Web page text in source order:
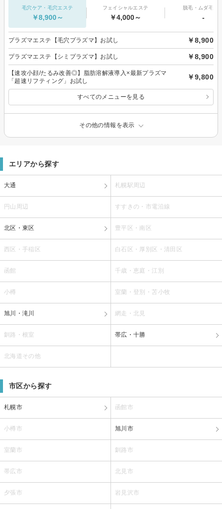
毛穴ケア・毛穴エステ
￥8,900～
フェイシャルエステ
￥4,000～
脱毛・ムダ毛処
-
プラズマエステ【毛穴プラズマ】お試し ￥8,900
プラズマエステ【シミプラズマ】お試し ￥8,900
【速攻小顔/たるみ改善◎】脂肪溶解液導入×最新プラズマ
「超速リフティング」お試し
￥9,800
すべてのメニューを見る
その他の情報を表示
エリアから探す
大通 札幌駅周辺
円山周辺 すすきの・市電沿線
北区・東区 豊平区・南区
西区・手稲区 白石区・厚別区・清田区
函館 千歳・恵庭・江別
小樽 室蘭・登別・苫小牧
旭川・滝川 網走・北見
釧路・根室 帯広・十勝
北海道その他
市区から探す
札幌市 函館市
小樽市 旭川市
室蘭市 釧路市
帯広市 北見市
夕張市 岩見沢市